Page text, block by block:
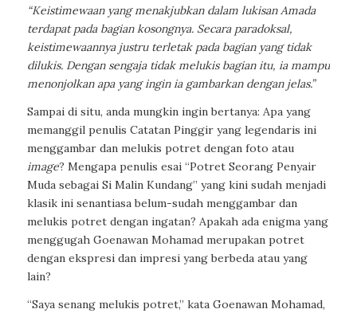
“Keistimewaan yang menakjubkan dalam lukisan Amada
terdapat pada bagian kosongnya. Secara paradoksal,
keistimewaannya justru terletak pada bagian yang tidak
dilukis. Dengan sengaja tidak melukis bagian itu, ia mampu
menonjolkan apa yang ingin ia gambarkan dengan jelas.”
Sampai di situ, anda mungkin ingin bertanya: Apa yang
memanggil penulis Catatan Pinggir yang legendaris ini
menggambar dan melukis potret dengan foto atau
image? Mengapa penulis esai “Potret Seorang Penyair
Muda sebagai Si Malin Kundang” yang kini sudah menjadi
klasik ini senantiasa belum-sudah menggambar dan
melukis potret dengan ingatan? Apakah ada enigma yang
menggugah Goenawan Mohamad merupakan potret
dengan ekspresi dan impresi yang berbeda atau yang
lain?
“Saya senang melukis potret,” kata Goenawan Mohamad,